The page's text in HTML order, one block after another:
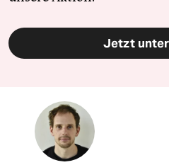
Jetzt